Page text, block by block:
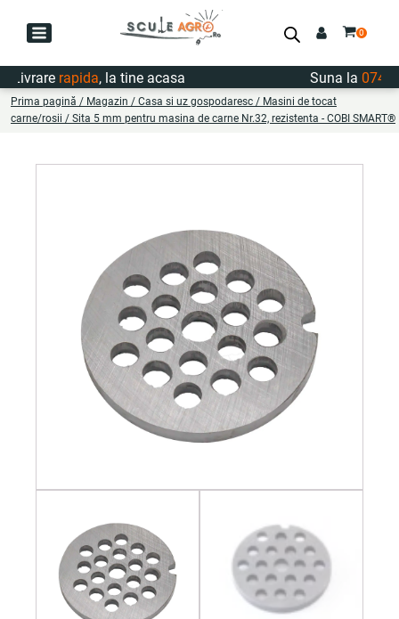
rapida, la tine acasa Suna la
Prima pagină / Magazin / Casa si uz gospodaresc / Masini de tocat
carne/rosii / Sita 5 mm pentru masina de carne Nr.32, rezistenta - COBI SMART®